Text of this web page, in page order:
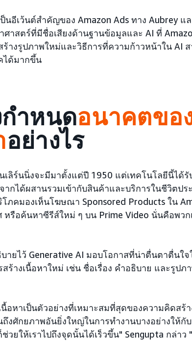
นอีเว้นต์สำคัญของ Amazon Ads ทาง Aubrey แ
าสตร์ที่มีชื่อเสียงด้านฐานข้อมูลและ AI ที่
างรูปภาพใหม่และวิธีการที่ความก้าวหน้าใน AI
ด้มากขึ้น
กำหนดอนาคตขอ
อย่างไร
ลิร์นนิ่งจะมีมาตั้งแต่ปี 1950 แต่เทคโนโลยีนี้ได้
ากได้ผสานรวมเข้ากับสินค้าและบริการในชีวิตป
โภคมองเห็นโฆษณา Sponsored Products ใน
หรือค้นหาซีรีส์ใหม่ ๆ บน Prime Video นั่นคือพว
ายไว้ Generative AI มอบโอกาสที่น่าตื่นตาตื่นใ
ร้างเนื้อหาใหม่ เช่น ชื่อเรื่อง คำอธิบาย และรูป
อหาเป็นตัวอย่างที่เหมาะสมที่สุดของความคิดสร้
งศักยภาพอันยิ่งใหญ่ในการทำงานบางอย่างให้กับ
ช่วยให้เราไปถึงจุดนั้นได้เร็วขึ้น" Sengupta กล่